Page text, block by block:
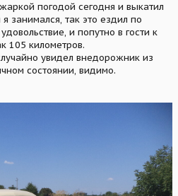
погодой сегодня и выкатил
занимался, так это ездил по
и попутно в гости к
105 километров.
увидел внедорожник из
состоянии, видимо.